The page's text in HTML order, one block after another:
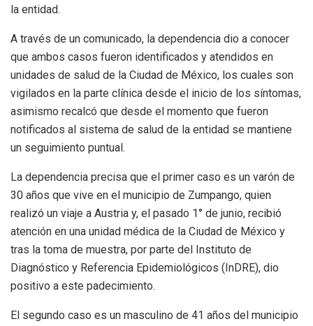
la entidad.
A través de un comunicado, la dependencia dio a conocer
que ambos casos fueron identificados y atendidos en
unidades de salud de la Ciudad de México, los cuales son
vigilados en la parte clínica desde el inicio de los síntomas,
asimismo recalcó que desde el momento que fueron
notificados al sistema de salud de la entidad se mantiene
un seguimiento puntual.
La dependencia precisa que el primer caso es un varón de
30 años que vive en el municipio de Zumpango, quien
realizó un viaje a Austria y, el pasado 1° de junio, recibió
atención en una unidad médica de la Ciudad de México y
tras la toma de muestra, por parte del Instituto de
Diagnóstico y Referencia Epidemiológicos (InDRE), dio
positivo a este padecimiento.
El segundo caso es un masculino de 41 años del municipio